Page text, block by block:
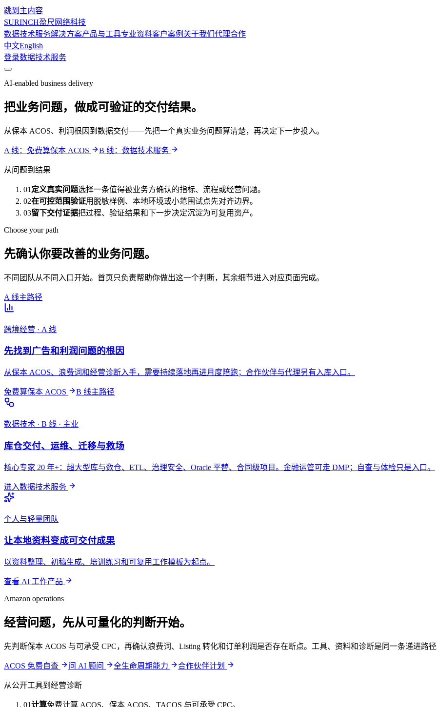
跳到主内容
SURINCH盈尺网络科技
数据技术服务解决方案产品与工具专业资料客户案例 关于我们 代理合作
中文English
登录数据技术服务
AI-enabled business delivery
把业务问题，做成可验证的交付结果。
从保本 ACOS、利润根因到数据交付——先把一个真实业务问题算清楚，再决定下一步投入。
A 线：免费算保本 ACOS B 线：数据技术服务
从问题到结果
01 定义真实问题选择一条值得被业务方确认的指标、流程或经营问题。
02在可控范围验证用脱敏样例、本地环境或小范围试点先对齐边界。
03留下交付证据把过程、验证结果和下一步决定沉淀为可复用资产。
Choose your path
先确认你要改善的业务问题。
不同团队从不同入口开始。首页只负责帮助你做出这一个判断，其余细节进入对应页面完成。
A 线主路径
跨境经营 · A 线
先找到广告和利润问题的根因
从保本 ACOS、浪费词和经营诊断入手，需要持续落地再进月度陪跑；合作伙伴与代理另有入库入口。
免费算保本 ACOS B 线主路径
数据技术 · B 线 · 主业
库仓交付、运维、迁移与救场
核心专家 20 年+：超大型库与数仓、ETL、治理安全、Oracle 平替、合同级项目。金融运管可走 DMP；自查与体检只是入口。
进入数据技术服务
个人与轻量团队
让本地资料变成可交付成果
以资料整理、初稿生成、培训练习和可复用工作模板为起点。
查看 AI 工作产品
Amazon operations
经营问题，先从可量化的判断开始。
先判断保本 ACOS 与可承受 CPC，再确认浪费词、Listing 转化和订单利润是否存在断点。工具、资料和诊断是同一条递进路径
ACOS 免费自查 问 AI 顾问 全生命周期能力 合作伙伴计划
从公开工具到经营诊断
01计算免费计算 ACOS、保本 ACOS、TACOS 与可承受 CPC。